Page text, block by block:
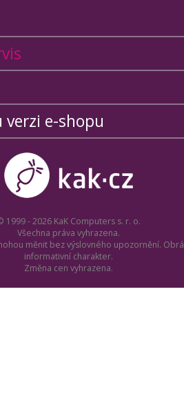
e-shopu
1999 - 2026 KaK Computers s. r. o.
Všechna práva vyhrazena.
měnit bez výslovného upozornění.
informativní charakter.
Změna cen vyhrazena.